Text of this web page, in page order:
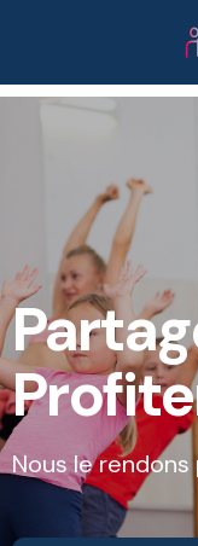
Nous le